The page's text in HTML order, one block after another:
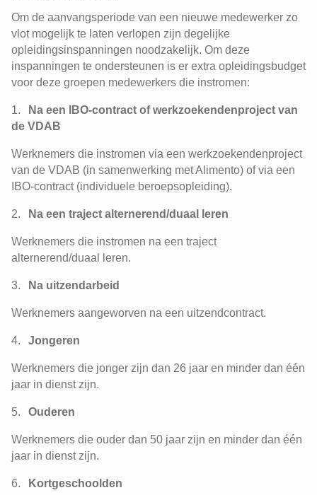
Om de aanvangsperiode van een nieuwe medewerker zo
vlot mogelijk te laten verlopen zijn degelijke
opleidingsinspanningen noodzakelijk. Om deze
inspanningen te ondersteunen is er extra opleidingsbudget
voor deze groepen medewerkers die instromen:
Na een IBO-contract of werkzoekendenproject van
de VDAB
Werknemers die instromen via een werkzoekendenproject
van de VDAB (in samenwerking met Alimento) of via een
IBO-contract (individuele beroepsopleiding).
Na een traject alternerend/duaal leren
Werknemers die instromen na een traject
alternerend/duaal leren.
Na uitzendarbeid
Werknemers aangeworven na een uitzendcontract.
Jongeren
Werknemers die jonger zijn dan 26 jaar en minder dan één
jaar in dienst zijn.
Ouderen
Werknemers die ouder dan 50 jaar zijn en minder dan één
jaar in dienst zijn.
Kortgeschoolden